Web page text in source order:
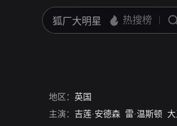
地区： 英国
主演： 吉莲·安德森 雷·温斯顿 大卫·